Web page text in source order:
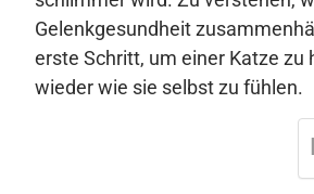
Gelenkgesundheit
erste Schritt, um einer Katze zu
wieder wie sie selbst zu fühlen.